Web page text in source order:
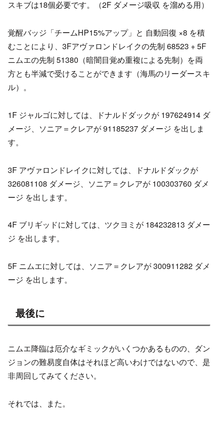
スキブは18個必要です。（2F ダメージ吸収 を溜める用）
覚醒バッジ「チームHP15%アップ」と 自動回復 ×8 を積
むことにより、3Fアヴァロンドレイクの先制 68523 + 5F
ニムエの先制 51380（暗闇目覚め重複による先制）を両
方とも半減で受けることができます（海馬のリーダースキ
ル）。
1F ジャルゴに対しては、ドナルドダックが 197624914 ダ
メージ、ソニア＝クレアが 91185237 ダメージ を出しま
す。
3F アヴァロンドレイクに対しては、ドナルドダックが
326081108 ダメージ、ソニア＝クレアが 100303760 ダメ
ージ を出します。
4F ブリギッドに対しては、ツクヨミが 184232813 ダメー
ジ を出します。
5F ニムエに対しては、ソニア＝クレアが 300911282 ダメ
ージ を出します。
最後に
ニムエ降臨は厄介なギミックがいくつかあるものの、ダン
ジョンの難易度自体はそれほど高いわけではないので、是
非周回してみてください。
それでは、また。